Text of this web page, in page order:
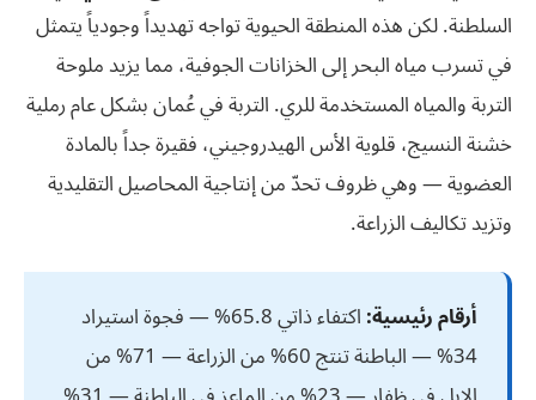
السلطنة. لكن هذه المنطقة الحيوية تواجه تهديداً وجودياً يتمثل
في تسرب مياه البحر إلى الخزانات الجوفية، مما يزيد ملوحة
التربة والمياه المستخدمة للري. التربة في عُمان بشكل عام رملية
خشنة النسيج، قلوية الأس الهيدروجيني، فقيرة جداً بالمادة
العضوية — وهي ظروف تحدّ من إنتاجية المحاصيل التقليدية
وتزيد تكاليف الزراعة.
أرقام رئيسية:
اكتفاء ذاتي 65.8% — فجوة استيراد
34% — الباطنة تنتج 60% من الزراعة — 71% من